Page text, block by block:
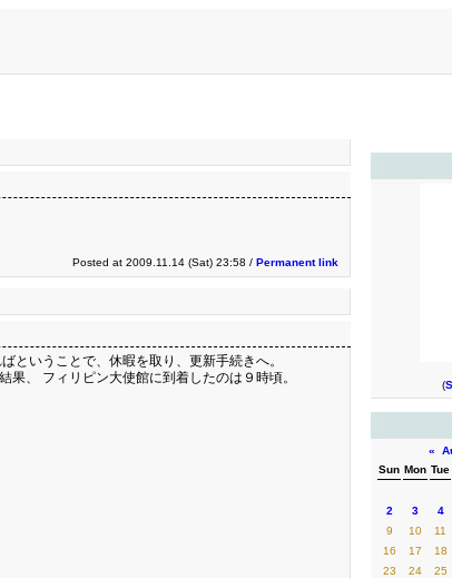
(
«
Sun Mon Tue
2
3 4
9
10 11
16
17 18
23
24 25
Posted at 2009.11.14 (Sat) 23:58 / Permanent link
ということで、休暇を取り、更新手続きへ。
、 フィリピン大使館に到着したのは９時頃。